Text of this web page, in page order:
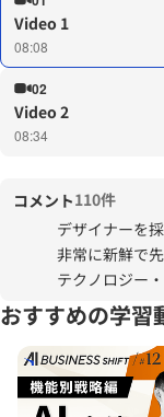
Video 1
08:08
02
Video 2
08:34
コメント110件
デザイナーを
非常に新鮮で
テクノロジー
切れる人材が
で、自分がそ
したいと思いま
デザイン経営
用、組織改編
おすすめの学習